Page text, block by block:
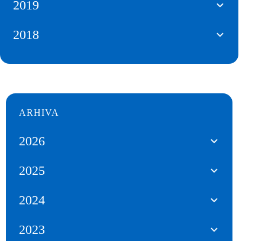
2019
2018
ARHIVA
2026
2025
2024
2023